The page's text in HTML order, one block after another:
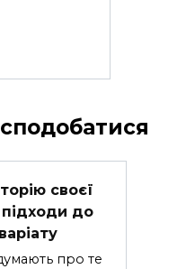
своєї
підходи до
про те